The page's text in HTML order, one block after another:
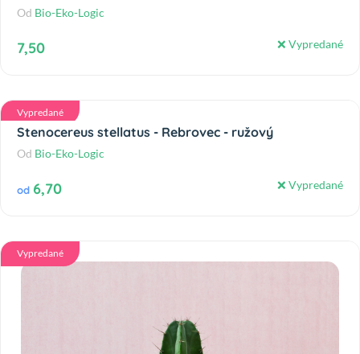
Od Bio-Eko-Logic
7,50 ❌ Vypredané
Vypredané
Stenocereus stellatus - Rebrovec - ružový
Od Bio-Eko-Logic
od 6,70 ❌ Vypredané
Vypredané